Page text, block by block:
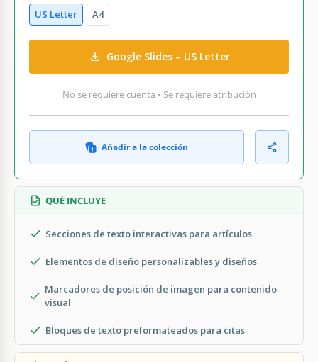
US Letter A4
Google Slides – US Letter
No se requiere cuenta • Se requiere atribución
Añadir a la colección
QUÉ INCLUYE
Secciones de texto interactivas para artículos
Elementos de diseño personalizables y diseños
Marcadores de posición de imagen para contenido
visual
Bloques de texto preformateados para citas